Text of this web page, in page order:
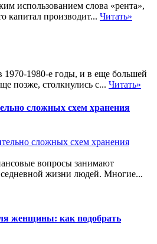
использованием слова «рента»,
капитал производит... Читать»
1970-1980-е годы, и в еще большей
позже, столкнулись с... Читать»
сложных схем хранения
вопросы занимают
жизни людей. Многие...
женщины: как подобрать